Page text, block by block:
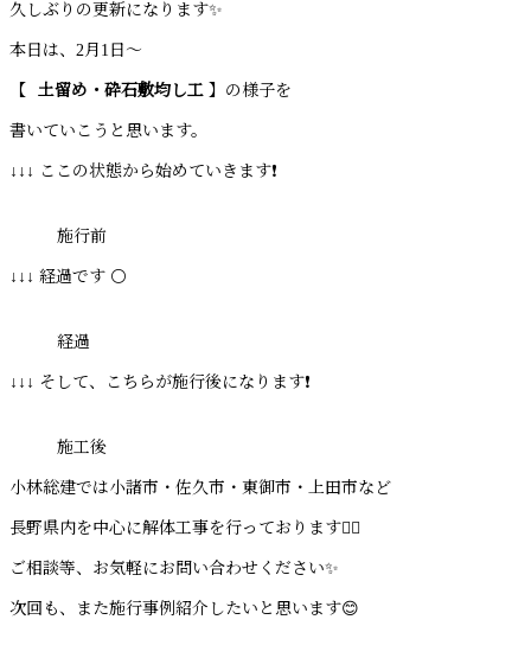
久しぶりの更新になります✨
本日は、2月1日～
【⠀ 土留め・砕石敷均し工 】の様子を
書いていこうと思います。
↓↓↓ ここの状態から始めていきます❗️
施行前
↓↓↓ 経過です ⚪️
経過
↓↓↓ そして、こちらが施行後になります❗️
施工後
小林総建では小諸市・佐久市・東御市・上田市など
長野県内を中心に解体工事を行っております👷‍♂️
ご相談等、お気軽にお問い合わせください✨️
次回も、また施行事例紹介したいと思います😊